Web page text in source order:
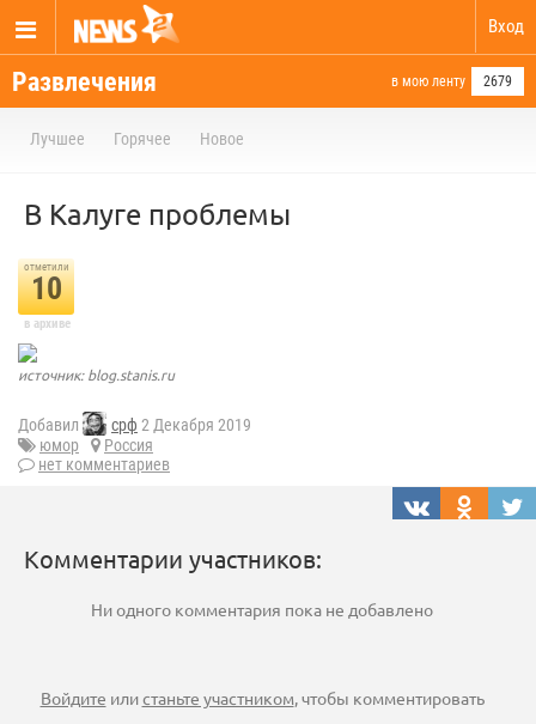
Вход
Развлечения в мою ленту 2679
Лучшее Горячее Новое
В Калуге проблемы
отметили
10
в архиве
источник: blog.stanis.ru
Добавил срф 2 Декабря 2019
юмор
Россия
нет комментариев
Комментарии участников:
Ни одного комментария пока не добавлено
Войдите илистаньте участником, чтобы комментировать